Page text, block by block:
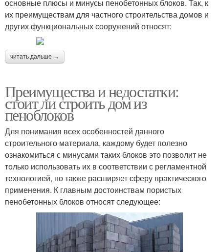
основные плюсы и минусы пенобетонных блоков. Так, к
их преимуществам для частного строительства домов и
других функциональных сооружений относят:
читать дальше →
Преимущества и недостатки:
стоит ли строить дом из
пеноблоков
Для понимания всех особенностей данного
строительного материала, каждому будет полезно
ознакомиться с минусами таких блоков это позволит не
только использовать их в соответствии с регламентной
технологией, но также расширяет сферу практического
применения. К главным достоинствам пористых
пенобетонных блоков относят следующее: